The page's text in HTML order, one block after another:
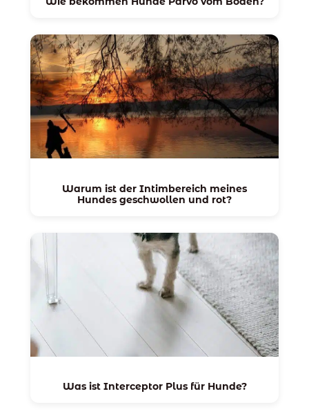
Warum ist der Intimbereich meines
Hundes geschwollen und rot?
Was ist Interceptor Plus für Hunde?